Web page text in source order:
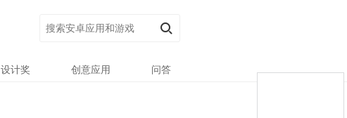
设计奖 创意应用 问答